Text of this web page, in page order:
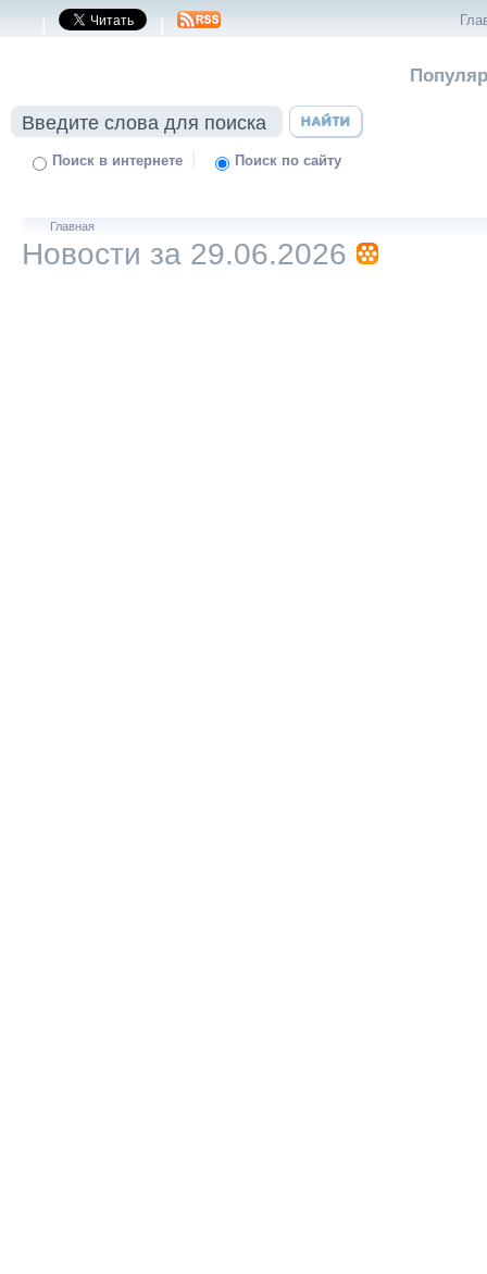
| |
Поиск в интернете | Поиск по сайту
Главная
Новости за 29.06.2026